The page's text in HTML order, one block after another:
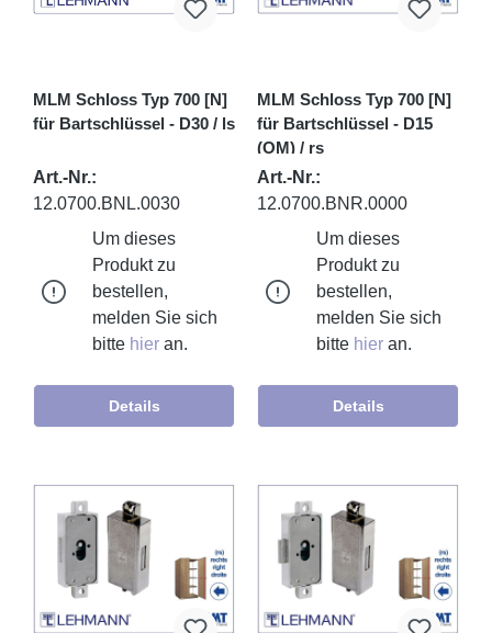
MLM Schloss Typ 700 [N]
für Bartschlüssel - D30 / ls
Art.-Nr.:
12.0700.BNL.0030
Um dieses
Produkt zu
bestellen,
melden Sie sich
bitte hier an.
Details
MLM Schloss Typ 700 [N]
für Bartschlüssel - D15
(OM) / rs
Art.-Nr.:
12.0700.BNR.0000
Um dieses
Produkt zu
bestellen,
melden Sie sich
bitte hier an.
Details